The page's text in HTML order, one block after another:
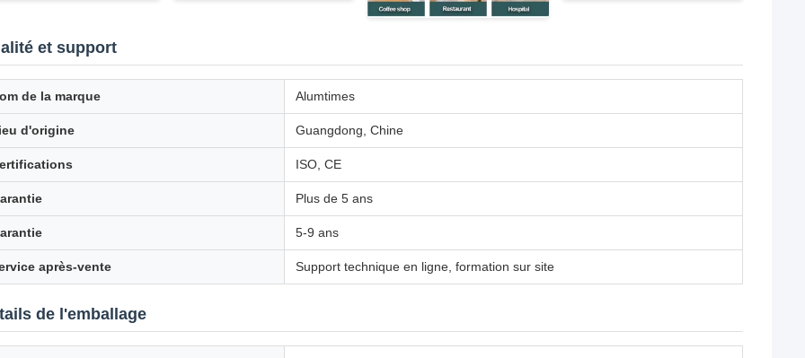
et support
de la marque Alumtimes
d'origine Guangdong, Chine
ISO, CE
Plus de 5 ans
5-9 ans
après-vente Support technique en ligne, formation sur site
de l'emballage